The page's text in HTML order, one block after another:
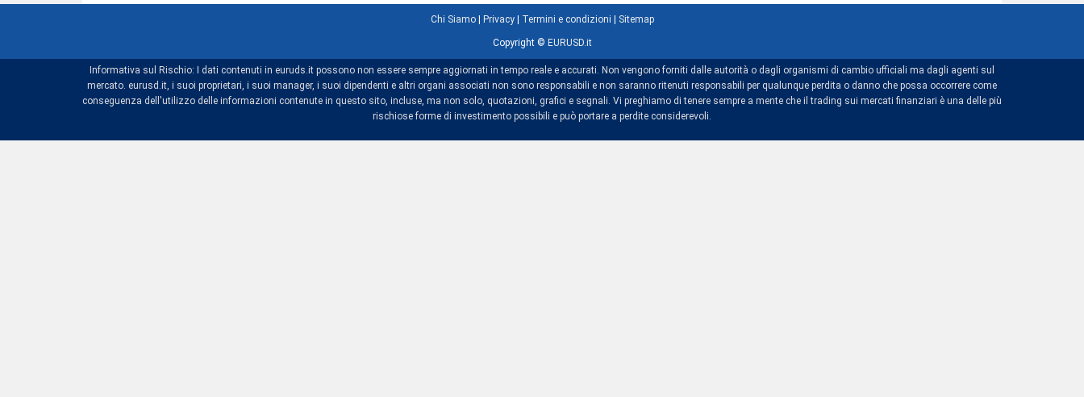
Chi Siamo| Privacy| Termini e condizioni Sitemap
Copyright © EURUSD.it
Informativa sul Rischio: I dati contenuti in euruds.it possono non essere sempre aggiornati in tempo reale e accurati. Non vengono forniti dalle autorità o dagli organismi di cambio ufficiali ma dagli agenti sul
mercato. eurusd.it, i suoi proprietari, i suoi manager, i suoi dipendenti e altri organi associati non sono responsabili e non saranno ritenuti responsabili per qualunque perdita o danno che possa occorrere come
conseguenza dell'utilizzo delle informazioni contenute in questo sito, incluse, ma non solo, quotazioni, grafici e segnali. Vi preghiamo di tenere sempre a mente che il trading sui mercati finanziari è una delle più
rischiose forme di investimento possibili e può portare a perdite considerevoli.